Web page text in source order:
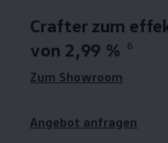
Crafterzum
von 2,99 %
8
Zum Showroom
Angebot anfragen